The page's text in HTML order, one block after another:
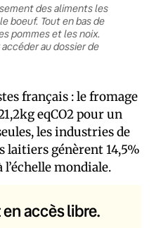
des aliments les
boeuf. Tout en bas de
pommes et les noix.
au dossier de
français : le fromage
eqCO2 pour un
les industries de
laitiers génèrent 14,5%
l’échelle mondiale.
accès libre.